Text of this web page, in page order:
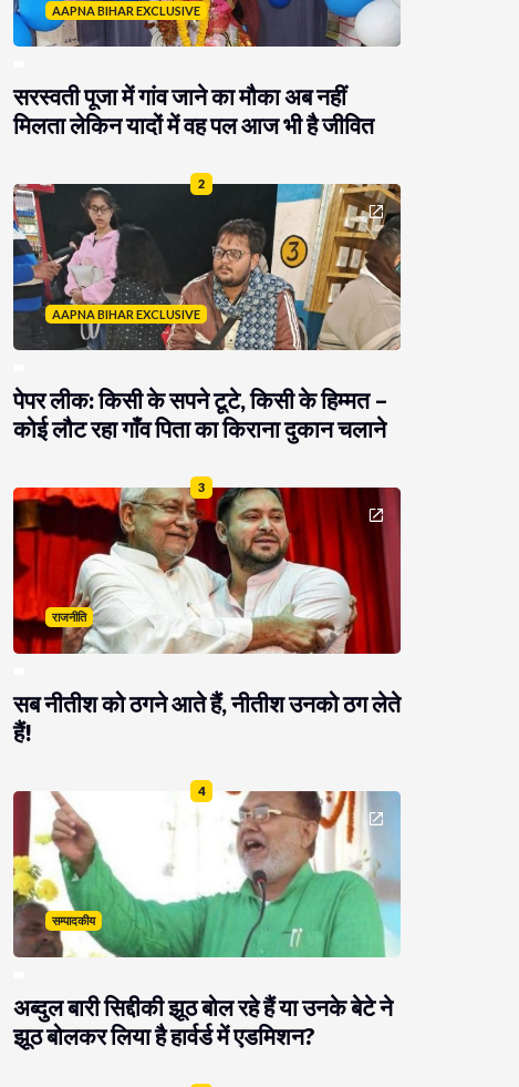
AAPNA BIHAR EXCLUSIVE
सरस्वती पूजा में गांव जाने का मौका अब नहीं
मिलता लेकिन यादों में वह पल आज भी है जीवित
2
AAPNA BIHAR EXCLUSIVE
पेपर लीक: किसी के सपने टूटे, किसी के हिम्मत –
कोई लौट रहा गाँव पिता का किराना दुकान चलाने
3
राजनीति
सब नीतीश को ठगने आते हैं, नीतीश उनको ठग लेते
हैं!
4
सम्पादकीय
अब्दुल बारी सिद्दीकी झूठ बोल रहे हैं या उनके बेटे ने
झूठ बोलकर लिया है हार्वर्ड में एडमिशन?